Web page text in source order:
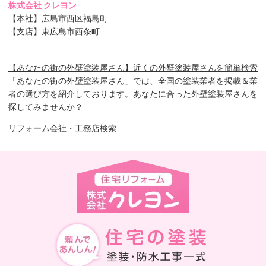
株式会社 クレヨン
【本社】広島市西区福島町
【支店】東広島市西条町
【あなたの街の外壁塗装屋さん】近くの外壁塗装屋さんを簡単検索
「あなたの街の外壁塗装屋さん」では、全国の塗装業者を掲載＆業
者の選び方を紹介しております。あなたに合った外壁塗装屋さんを
探してみませんか？
リフォーム会社・工務店検索